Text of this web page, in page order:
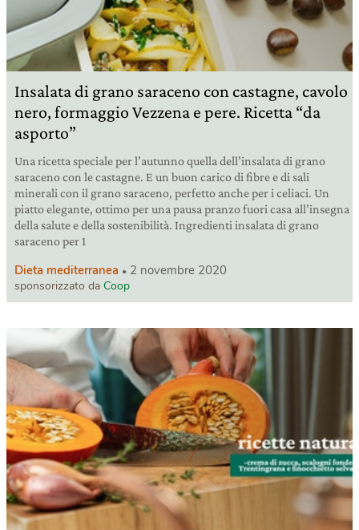
Insalata di grano saraceno con castagne, cavolo
nero, formaggio Vezzena e pere. Ricetta “da
asporto”
Una ricetta speciale per l’autunno quella dell’insalata di grano
saraceno con le castagne. E un buon carico di fibre e di sali
minerali con il grano saraceno, perfetto anche per i celiaci. Un
piatto elegante, ottimo per una pausa pranzo fuori casa all’insegna
della salute e della sostenibilità. Ingredienti insalata di grano
saraceno per 1
Dieta mediterranea 2 novembre 2020
sponsorizzato da Coop